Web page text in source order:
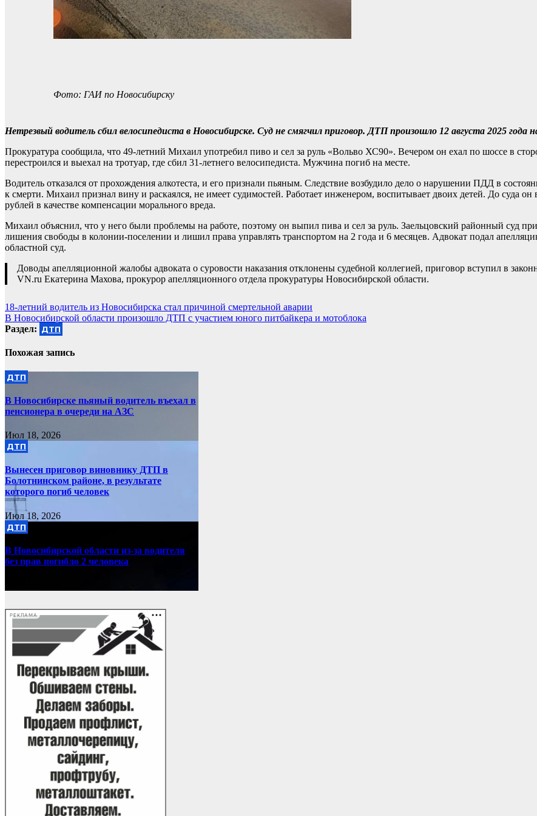
Фото: ГАИ по Новосибирску
Нетрезвый водитель сбил велосипедиста в Новосибирске. Суд не смягчил приговор. ДТП произошло 12 августа 2025 года
Прокуратура сообщила, что 49-летний Михаил употребил пиво и сел за руль «Вольво ХС90». Вечером он ехал по шоссе в
перестроился и выехал на тротуар, где сбил 31-летнего велосипедиста. Мужчина погиб на месте.
Водитель отказался от прохождения алкотеста, и его признали пьяным. Следствие возбудило дело о нарушении ПДД в
к смерти. Михаил признал вину и раскаялся, не имеет судимостей. Работает инженером, воспитывает двоих детей. До суда
рублей в качестве компенсации морального вреда.
Михаил объяснил, что у него были проблемы на работе, поэтому он выпил пива и сел за руль. Заельцовский районный суд
лишения свободы в колонии-поселении и лишил права управлять транспортом на 2 года и 6 месяцев. Адвокат подал
областной суд.
Доводы апелляционной жалобы адвоката о суровости наказания отклонены судебной коллегией, приговор вступил в
VN.ru Екатерина Махова, прокурор апелляционного отдела прокуратуры Новосибирской области.
Навигация
по
18-летний водитель из Новосибирска стал причиной смертельной аварии
В Новосибирской области произошло ДТП с участием юного питбайкера и мотоблока
Раздел: ДТП
Похожая запись
ДТП
В Новосибирске пьяный водитель въехал в
пенсионера в очереди на АЗС
Июл 18, 2026
ДТП
Вынесен приговор виновнику ДТП в
Болотнинском районе, в результате
которого погиб человек
Июл 18, 2026
ДТП
В Новосибирской области из-за водителя
без прав погибло 2 человека
РЕКЛАМА